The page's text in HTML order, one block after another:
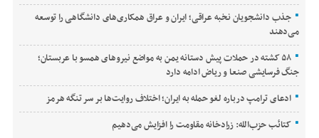
جذب دانشجویان نخبه عراقی؛ ایران و عراق همکاری‌های دانشگاهی را توسعه
می‌دهند
۵۸ کشته در حملات پیش دستانه یمن به مواضع نیروهای همسو با عربستان؛
جنگ فرسایشی صنعا و ریاض ادامه دارد
ادعای ترامپ درباره لغو حمله به ایران؛ اختلاف روایت‌ها بر سر تنگه هرمز
کتائب حزب‌الله: زرادخانه مقاومت را افزایش می‌دهیم